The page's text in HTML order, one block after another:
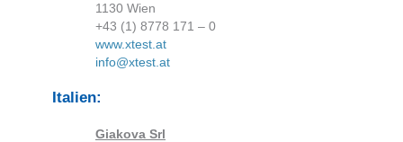
1130 Wien
+43 (1) 8778 171 – 0
www.xtest.at
info@xtest.at
Italien:
Giakova Srl